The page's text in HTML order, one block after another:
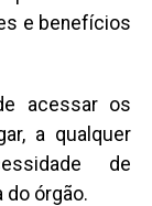
e benefícios
acessar os
a qualquer
de
órgão.